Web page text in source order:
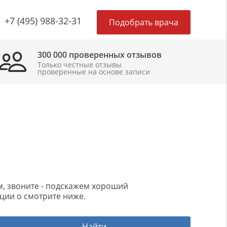
+7 (495) 988-32-31 Подобрать врача
300 000 проверенных отзывов
Только честные отзывы
проверенные на основе записи
звоните - подскажем хороший
о смотрите ниже.